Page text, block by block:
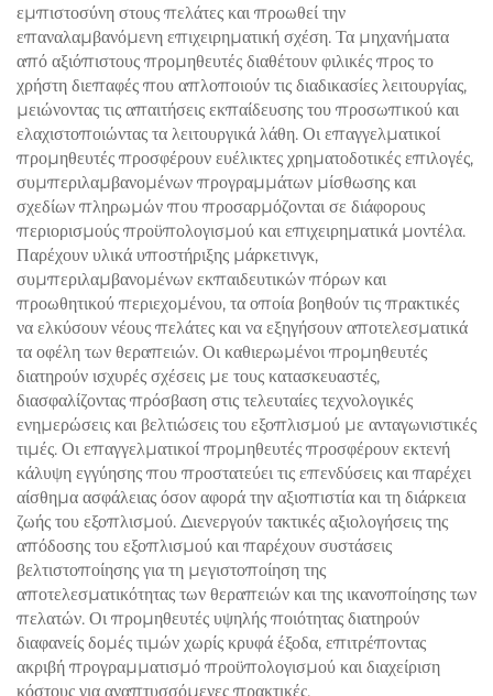
εμπιστοσύνη στους πελάτες και προωθεί την
επαναλαμβανόμενη επιχειρηματική σχέση. Τα μηχανήματα
από αξιόπιστους προμηθευτές διαθέτουν φιλικές προς το
χρήστη διεπαφές που απλοποιούν τις διαδικασίες λειτουργίας,
μειώνοντας τις απαιτήσεις εκπαίδευσης του προσωπικού και
ελαχιστοποιώντας τα λειτουργικά λάθη. Οι επαγγελματικοί
προμηθευτές προσφέρουν ευέλικτες χρηματοδοτικές επιλογές,
συμπεριλαμβανομένων προγραμμάτων μίσθωσης και
σχεδίων πληρωμών που προσαρμόζονται σε διάφορους
περιορισμούς προϋπολογισμού και επιχειρηματικά μοντέλα.
Παρέχουν υλικά υποστήριξης μάρκετινγκ,
συμπεριλαμβανομένων εκπαιδευτικών πόρων και
προωθητικού περιεχομένου, τα οποία βοηθούν τις πρακτικές
να ελκύσουν νέους πελάτες και να εξηγήσουν αποτελεσματικά
τα οφέλη των θεραπειών. Οι καθιερωμένοι προμηθευτές
διατηρούν ισχυρές σχέσεις με τους κατασκευαστές,
διασφαλίζοντας πρόσβαση στις τελευταίες τεχνολογικές
ενημερώσεις και βελτιώσεις του εξοπλισμού με ανταγωνιστικές
τιμές. Οι επαγγελματικοί προμηθευτές προσφέρουν εκτενή
κάλυψη εγγύησης που προστατεύει τις επενδύσεις και παρέχει
αίσθημα ασφάλειας όσον αφορά την αξιοπιστία και τη διάρκεια
ζωής του εξοπλισμού. Διενεργούν τακτικές αξιολογήσεις της
απόδοσης του εξοπλισμού και παρέχουν συστάσεις
βελτιστοποίησης για τη μεγιστοποίηση της
αποτελεσματικότητας των θεραπειών και της ικανοποίησης των
πελατών. Οι προμηθευτές υψηλής ποιότητας διατηρούν
διαφανείς δομές τιμών χωρίς κρυφά έξοδα, επιτρέποντας
ακριβή προγραμματισμό προϋπολογισμού και διαχείριση
κόστους για αναπτυσσόμενες πρακτικές.